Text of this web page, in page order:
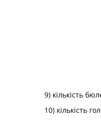
9) кількість
10) кількість